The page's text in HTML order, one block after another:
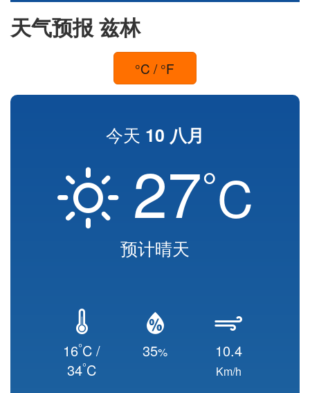
天气预报 兹林
°C / °F
今天 10 八月
27°C
预计晴天
16°C /
34°C
35% 10.4
Km/h